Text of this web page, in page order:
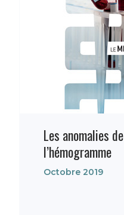
Les anomalies de
l’hémogramme
Octobre 2019